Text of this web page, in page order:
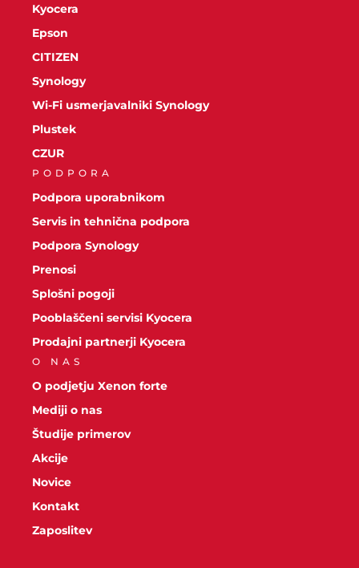
Kyocera
Epson
CITIZEN
Synology
Wi-Fi usmerjavalniki Synology
Plustek
CZUR
PODPORA
Podpora uporabnikom
Servis in tehnična podpora
Podpora Synology
Prenosi
Splošni pogoji
Pooblaščeni servisi Kyocera
Prodajni partnerji Kyocera
O NAS
O podjetju Xenon forte
Mediji o nas
Študije primerov
Akcije
Novice
Kontakt
Zaposlitev